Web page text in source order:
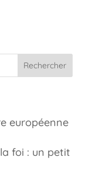
Rechercher
européenne
foi : un petit